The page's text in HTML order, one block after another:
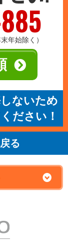
年始除く）
ないため
ださい！
る